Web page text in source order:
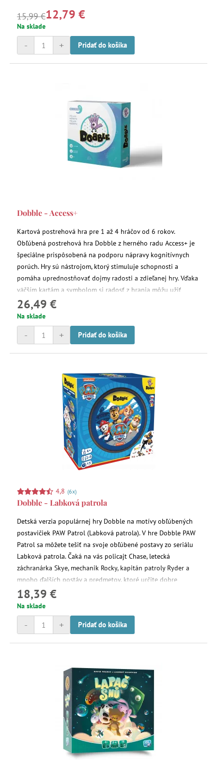
15,99 €12,79 €
Na sklade
+
- Pridať do košíka
Dobble - Access+
Kartová postrehová hra pre 1 až 4 hráčov od 6 rokov.
Obľúbená postrehová hra Dobble z herného radu Access+ je
špeciálne prispôsobená na podporu nápravy kognitívnych
porúch. Hry sú nástrojom, ktorý stimuluje schopnosti a
pomáha uprednostňovať dojmy radosti a zdieľanej hry. Vďaka
väčším kartám a symbolom si radosť z hrania môžu užiť
skutočne všetci! Vyberte si úroveň obtiažnosti, preferované
pravidlá a pustite sa do hrania!
26,49 €
Na sklade
+
- Pridať do košíka
4,8 (6x)
Dobble - Labková patrola
Detská verzia populárnej hry Dobble na motívy obľúbených
postavičiek PAW Patrol (Labková patrola). V hre Dobble PAW
Patrol sa môžete tešiť na svoje obľúbené postavy zo seriálu
Labková patrola. Čaká na vás policajt Chase, letecká
záchranárka Skye, mechanik Rocky, kapitán patroly Ryder a
mnoho ďalších postáv a predmetov, ktoré určite dobre
poznáte!
18,39 €
Na sklade
+
- Pridať do košíka